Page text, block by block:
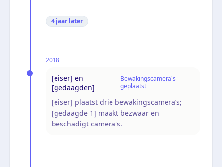
4 jaar later
2018
[eiser] en
[gedaagden]
Bewakingscamera's
geplaatst
[eiser] plaatst drie bewakingscamera’s;
[gedaagde 1] maakt bezwaar en
beschadigt camera's.